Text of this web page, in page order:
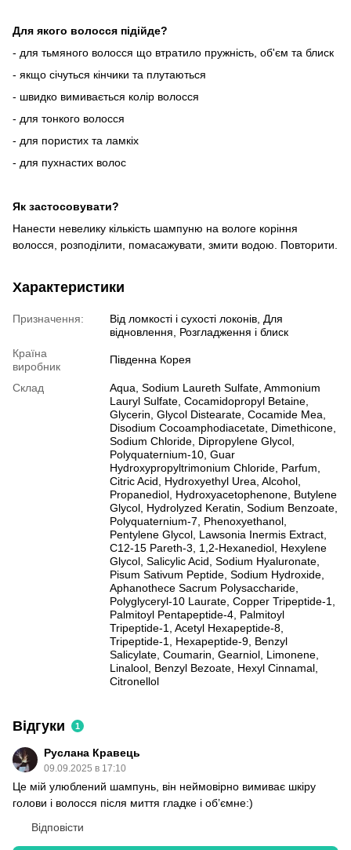
Для якого волосся підійде?
- для тьмяного волосся що втратило пружність, об'єм та блиск
- якщо січуться кінчики та плутаються
- швидко вимивається колір волосся
- для тонкого волосся
- для пористих та ламкіх
- для пухнастих волос
Як застосовувати?
Нанести невелику кількість шампуню на вологе коріння
волосся, розподілити, помасажувати, змити водою. Повторити.
Характеристики
Призначення:
Від ломкості і сухості локонів, Для
відновлення, Розгладження і блиск
Країна
виробник
Південна Корея
Склад
Aqua, Sodium Laureth Sulfate, Ammonium
Lauryl Sulfate, Cocamidopropyl Betaine,
Glycerin, Glycol Distearate, Cocamide Mea,
Disodium Cocoamphodiacetate, Dimethicone,
Sodium Chloride, Dipropylene Glycol,
Polyquaternium-10, Guar
Hydroxypropyltrimonium Chloride, Parfum,
Citric Acid, Hydroxyethyl Urea, Alcohol,
Propanediol, Hydroxyacetophenone, Butylene
Glycol, Hydrolyzed Keratin, Sodium Benzoate,
Polyquaternium-7, Phenoxyethanol,
Pentylene Glycol, Lawsonia Inermis Extract,
C12-15 Pareth-3, 1,2-Hexanediol, Hexylene
Glycol, Salicylic Acid, Sodium Hyaluronate,
Pisum Sativum Peptide, Sodium Hydroxide,
Aphanothece Sacrum Polysaccharide,
Polyglyceryl-10 Laurate, Copper Tripeptide-1,
Palmitoyl Pentapeptide-4, Palmitoyl
Tripeptide-1, Acetyl Hexapeptide-8,
Tripeptide-1, Hexapeptide-9, Benzyl
Salicylate, Coumarin, Gearniol, Limonene,
Linalool, Benzyl Bezoate, Hexyl Cinnamal,
Citronellol
Відгуки 1
Руслана Кравець
09.09.2025 в 17:10
Це мій улюблений шампунь, він неймовірно вимиває шкіру
голови і волосся після миття гладке і об’ємне:)
Відповісти